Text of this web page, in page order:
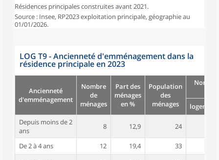
Résidences principales construites avant 2021.
Source : Insee, RP2023 exploitation principale, géographie au
01/01/2026.
LOG T9 - Ancienneté d'emménagement dans la
résidence principale en 2023
Ancienneté
d'emménagement
Nombre
de
ménages
Part des
ménages
en %
Population
des
ménages
logement
Depuis moins de 2
ans
8 12,9 24
De 2 à 4 ans 12 19,4 33